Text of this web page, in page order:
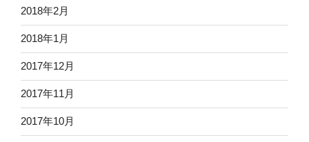
2018年2月
2018年1月
2017年12月
2017年11月
2017年10月